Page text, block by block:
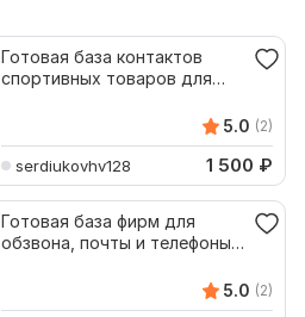
Готовая база контактов
спортивных товаров для
5.0 (2)
serdiukovhv128 1 500 ₽
Готовая база фирм для
обзвона, почты и телефоны
5.0 (2)